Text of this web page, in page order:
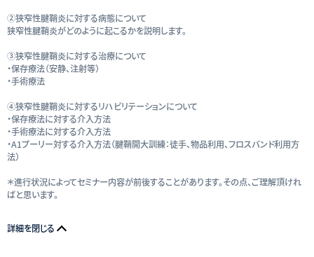
②狭窄性腱鞘炎に対する病態について
狭窄性腱鞘炎がどのように起こるかを説明します。
③狭窄性腱鞘炎に対する治療について
・保存療法（安静、注射等）
・手術療法
④狭窄性腱鞘炎に対するリハビリテーションについて
・保存療法に対する介入方法
・手術療法に対する介入方法
・A1プーリー対する介入方法（腱鞘開大訓練：徒手、物品利用、フロスバンド利用方
法）
＊進行状況によってセミナー内容が前後することがあります。その点、ご理解頂けれ
ばと思います。
詳細を閉じる